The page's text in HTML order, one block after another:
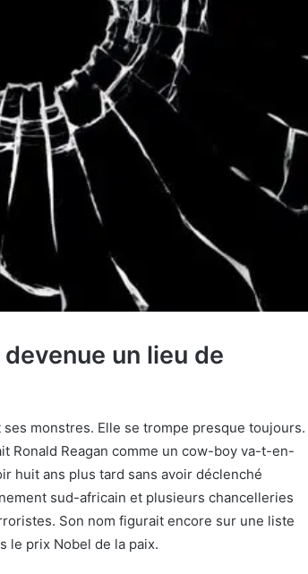
un lieu de
monstres. Elle se trompe presque toujours.
Ronald Reagan comme un cow-boy va-t-en-
huit ans plus tard sans avoir déclenché
sud-africain et plusieurs chancelleries
Son nom figurait encore sur une liste
le prix Nobel de la paix.